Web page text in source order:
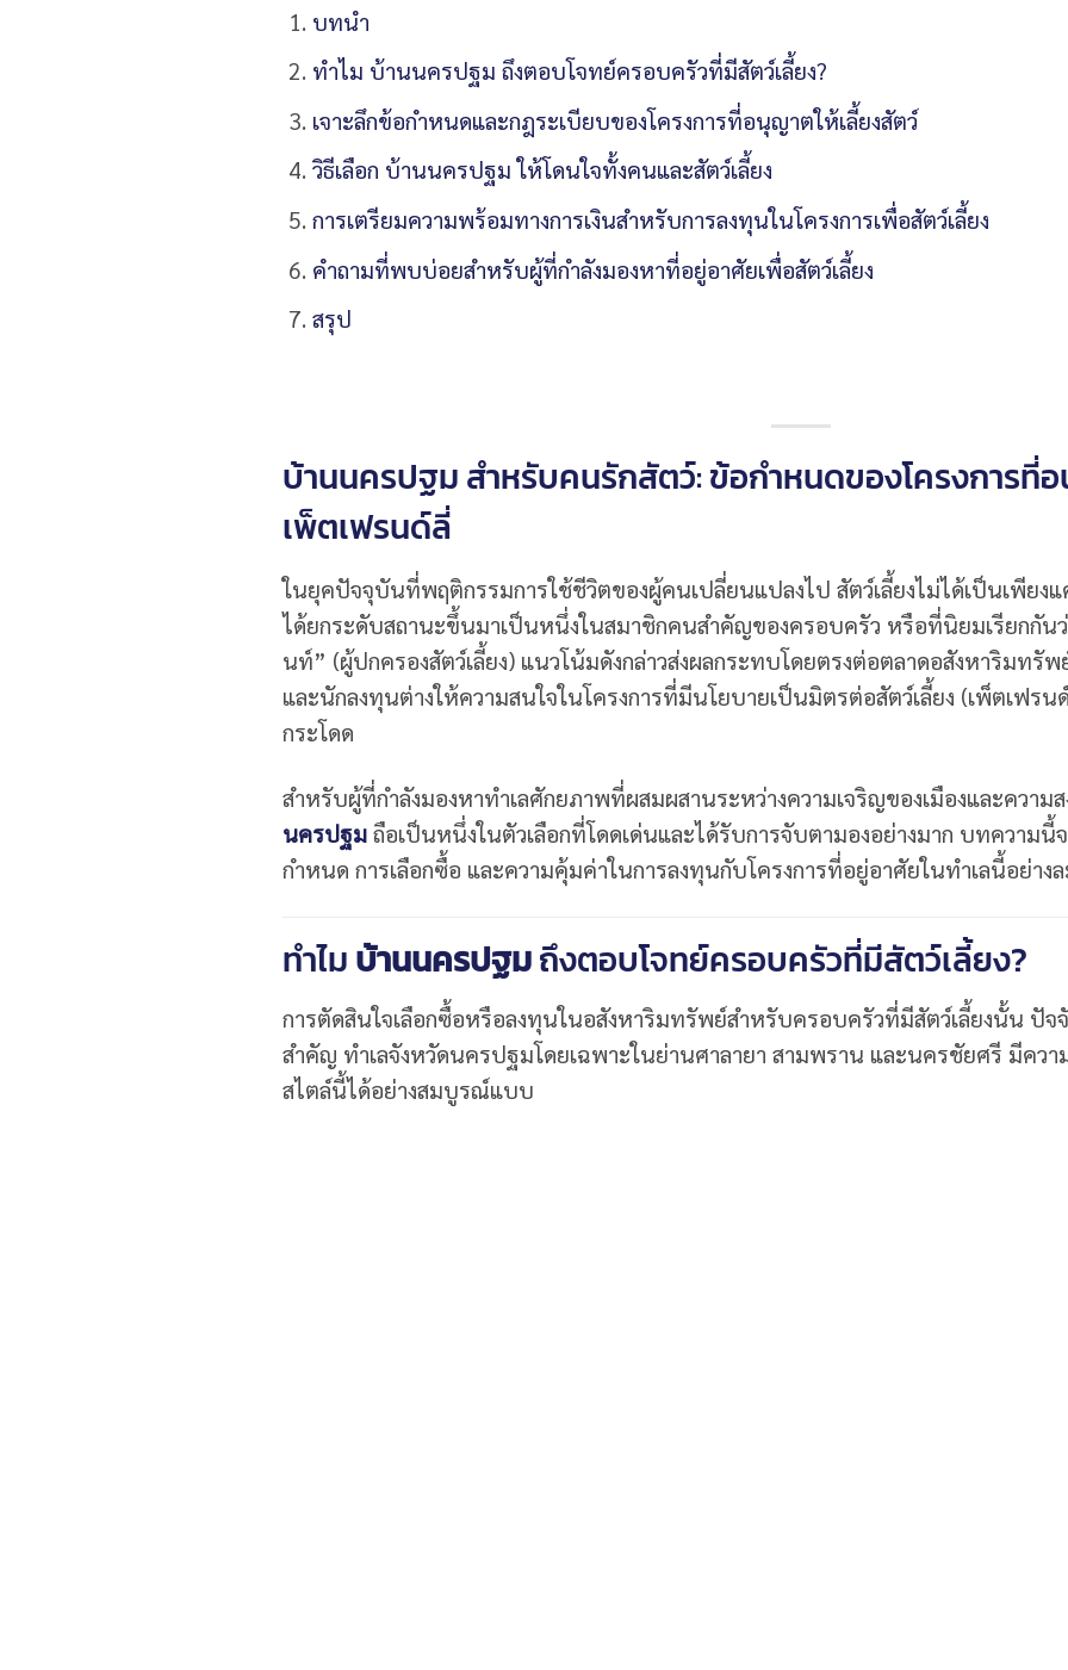
บทนำ
ทำไม บ้านนครปฐม ถึงตอบโจทย์ครอบครัวที่มีสัตว์เลี้ยง?
เจาะลึกข้อกำหนดและกฎระเบียบของโครงการที่อนุญาตให้เลี้ยงสัตว์
วิธีเลือก บ้านนครปฐม ให้โดนใจทั้งคนและสัตว์เลี้ยง
การเตรียมความพร้อมทางการเงินสำหรับการลงทุนในโครงการเพื่อสัตว์เลี้ยง
คำถามที่พบบ่อยสำหรับผู้ที่กำลังมองหาที่อยู่อาศัยเพื่อสัตว์เลี้ยง
สรุป
บ้านนครปฐม สำหรับคนรักสัตว์: ข้อกำหนดของโครงการที่
เพ็ตเฟรนด์ลี่
ในยุคปัจจุบันที่พฤติกรรมการใช้ชีวิตของผู้คนเปลี่ยนแปลงไป สัตว์เลี้ยงไม่ได้เป็นเพียง
ได้ยกระดับสถานะขึ้นมาเป็นหนึ่งในสมาชิกคนสำคัญของครอบครัว หรือที่นิยมเรียกกัน
นท์” (ผู้ปกครองสัตว์เลี้ยง) แนวโน้มดังกล่าวส่งผลกระทบโดยตรงต่อตลาดอสังหาริมท
และนักลงทุนต่างให้ความสนใจในโครงการที่มีนโยบายเป็นมิตรต่อสัตว์เลี้ยง (เพ็ตเฟรน
กระโดด
สำหรับผู้ที่กำลังมองหาทำเลศักยภาพที่ผสมผสานระหว่างความเจริญของเมืองและความ
นครปฐม ถือเป็นหนึ่งในตัวเลือกที่โดดเด่นและได้รับการจับตามองอย่างมาก บทความนี้
กำหนด การเลือกซื้อ และความคุ้มค่าในการลงทุนกับโครงการที่อยู่อาศัยในทำเลนี้อย่างล
ทำไมบ้านนครปฐมถึงตอบโจทย์ครอบครัวที่มีสัตว์เลี้ยง?
การตัดสินใจเลือกซื้อหรือลงทุนในอสังหาริมทรัพย์สำหรับครอบครัวที่มีสัตว์เลี้ยงนั้น ปัจ
สำคัญ ทำเลจังหวัดนครปฐมโดยเฉพาะในย่านศาลายา สามพราน และนครชัยศรี มีคว
สไตล์นี้ได้อย่างสมบูรณ์แบบ